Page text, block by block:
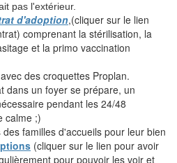
pas l'extérieur.
d'adoption,(cliquer sur le lien
comprenant la stérilisation, la
et la primo vaccination
des croquettes Proplan.
dans un foyer se prépare, un
pendant les 24/48
calme ;)
familles d'accueils pour leur bien
(cliquer sur le lien pour avoir
pour pouvoir les voir et